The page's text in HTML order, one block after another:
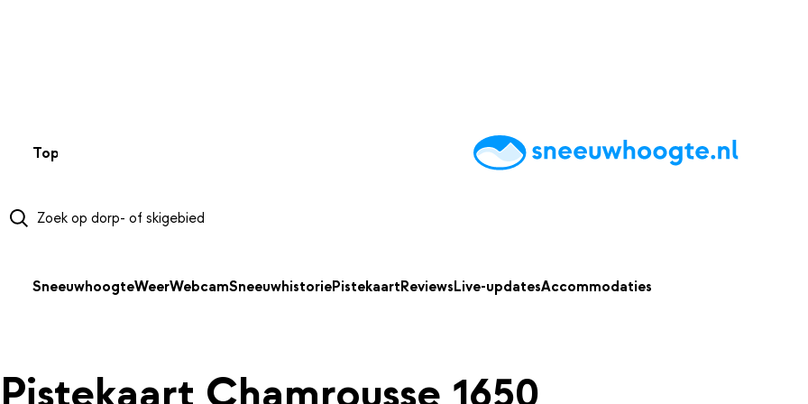
Top 50 AccommodatiesTipsReviewsLive updatesApp
SneeuwhoogteWeerWebcamSneeuwhistoriePistekaartReviewsLive-updatesAccommodaties